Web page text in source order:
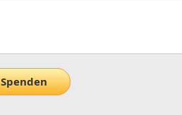
Spenden